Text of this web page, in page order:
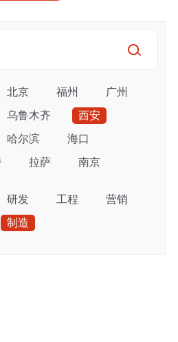
北京 福州
广州
乌鲁木齐
西安
哈尔滨
海口
拉萨
南京
成都
研发 工程
营销
制造